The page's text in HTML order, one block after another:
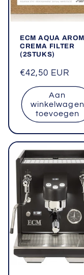
ECM AQUA
CREMA FILTER
(2STUKS)
Normale
prijs
€42,50 EUR
Aan
winkelwagen
toevoegen